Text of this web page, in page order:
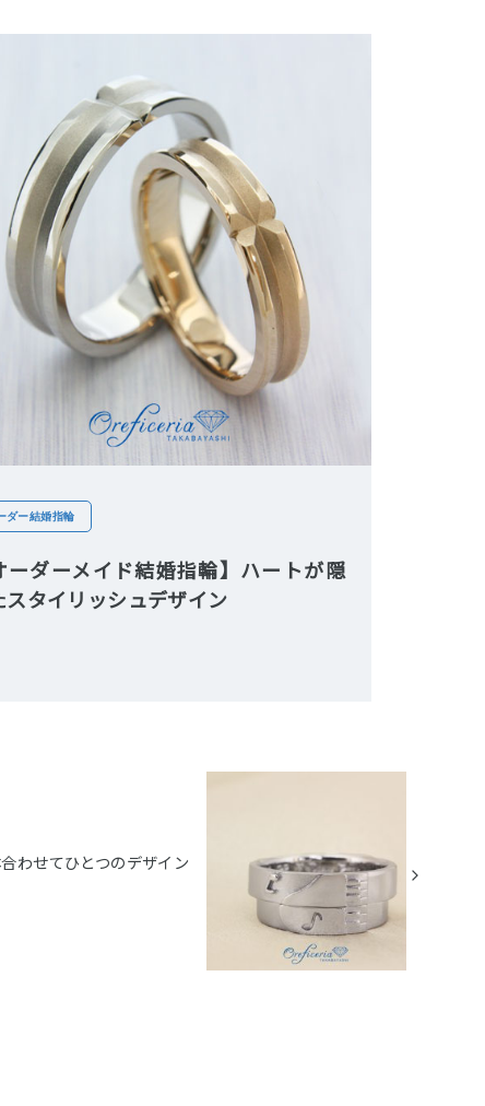
ダー結婚指輪
ーダーメイド結婚指輪】ハートが隠
スタイリッシュデザイン
わせてひとつのデザイン